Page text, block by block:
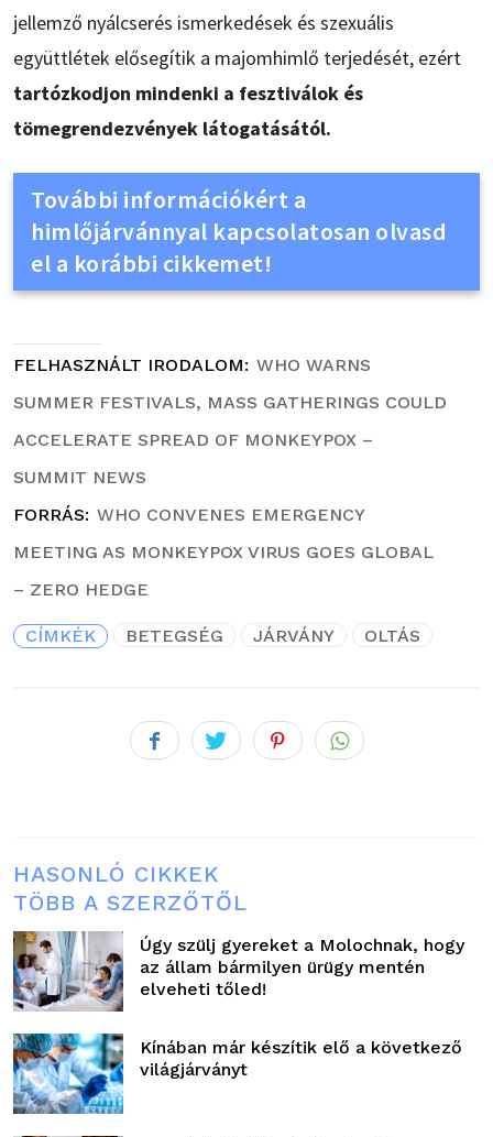
jellemző nyálcserés ismerkedések és szexuális
együttlétek elősegítik a majomhimlő terjedését, ezért
tartózkodjon mindenki a fesztiválok és
tömegrendezvények látogatásától.
További információkért a
himlőjárvánnyal kapcsolatosan olvasd
el a korábbi cikkemet!
FELHASZNÁLT IRODALOM
WHO WARNS
SUMMER FESTIVALS, MASS GATHERINGS COULD
ACCELERATE SPREAD OF MONKEYPOX –
SUMMIT NEWS
FORRÁS
WHO CONVENES EMERGENCY
MEETING AS MONKEYPOX VIRUS GOES GLOBAL
– ZERO HEDGE
CÍMKÉK BETEGSÉG JÁRVÁNY OLTÁS
HASONLÓ CIKKEK
TÖBB A SZERZŐTŐL
Úgy szülj gyereket a Molochnak, hogy
az állam bármilyen ürügy mentén
elveheti tőled!
Kínában már készítik elő a következő
világjárványt